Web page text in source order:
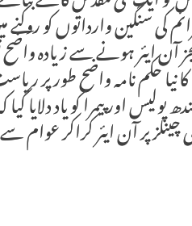
وارداتوں کو روکنے
آن ایئر ہونے سے زیادہ
نیا حکم نامہ واضح طور پر
پیمرا کو یاد دلایا گیا
پر آن ایئر کراکر عوام